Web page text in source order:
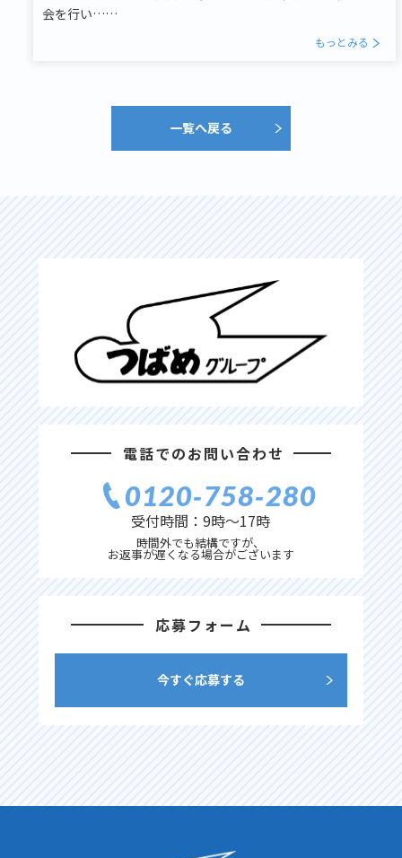
会を行い……
もっとみる
一覧へ戻る
電話でのお問い合わせ
0120‐758‐280
受付時間：9時〜17時
時間外でも結構ですが、
お返事が遅くなる場合がございます
応募フォーム
今すぐ応募する